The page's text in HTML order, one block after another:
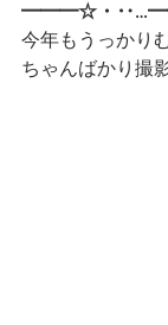
━━━☆・
今年もうっかり
ちゃんばかり撮